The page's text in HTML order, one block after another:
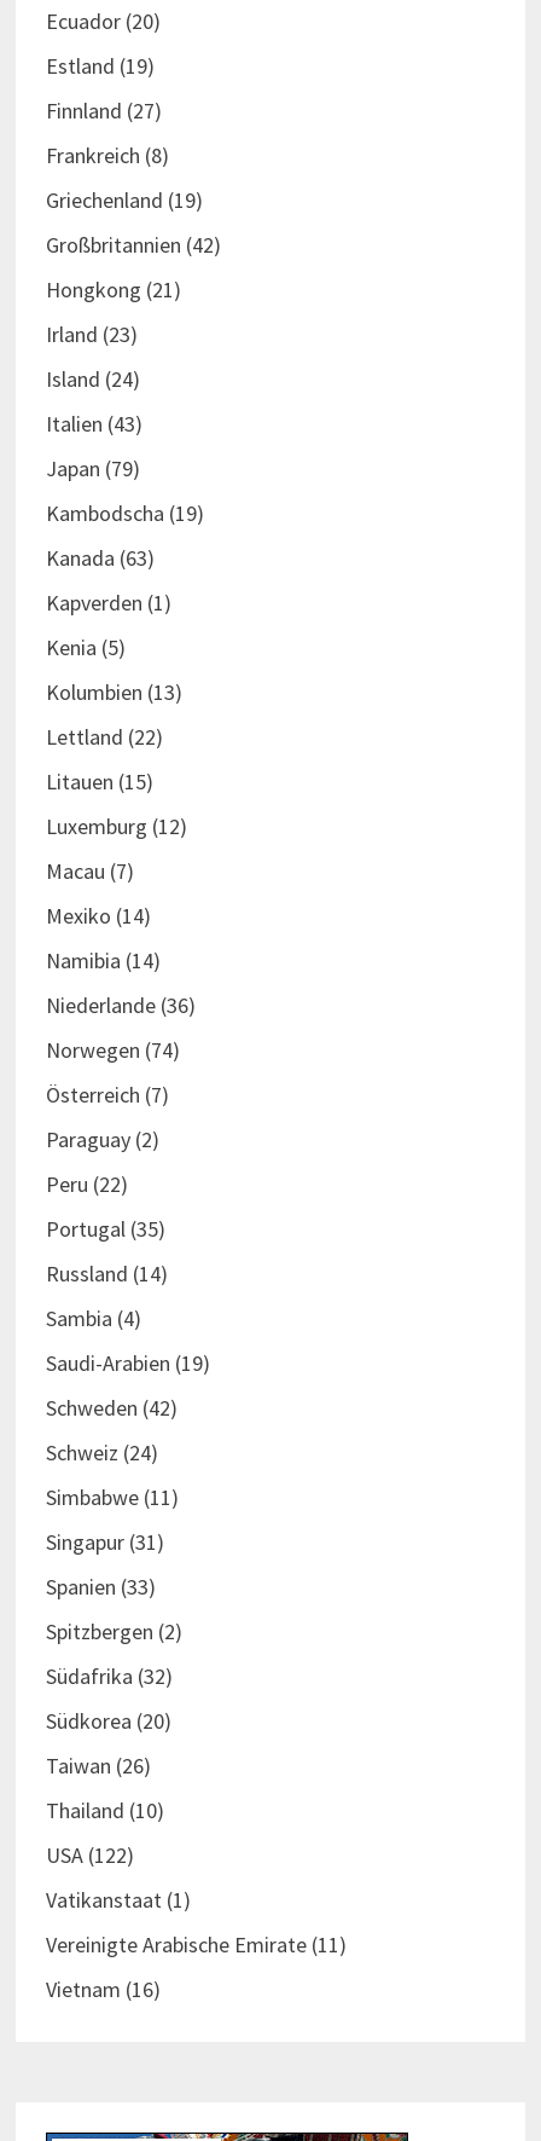
Ecuador(20)
Estland (19)
Finnland (27)
Frankreich (8)
Griechenland (19)
Großbritannien (42)
Hongkong (21)
Irland (23)
Island (24)
Italien (43)
Japan (79)
Kambodscha (19)
Kanada (63)
Kapverden (1)
Kenia (5)
Kolumbien (13)
Lettland (22)
Litauen (15)
Luxemburg (12)
Macau (7)
Mexiko (14)
Namibia (14)
Niederlande(36)
Norwegen (74)
Österreich (7)
Paraguay(2)
Peru (22)
Portugal(35)
Russland (14)
Sambia (4)
Saudi-Arabien (19)
Schweden (42)
Schweiz (24)
Simbabwe(11)
Singapur(31)
Spanien (33)
Spitzbergen (2)
Südafrika (32)
Südkorea (20)
Taiwan (26)
Thailand (10)
USA(122)
Vatikanstaat(1)
Vereinigte Arabische Emirate(11)
Vietnam (16)